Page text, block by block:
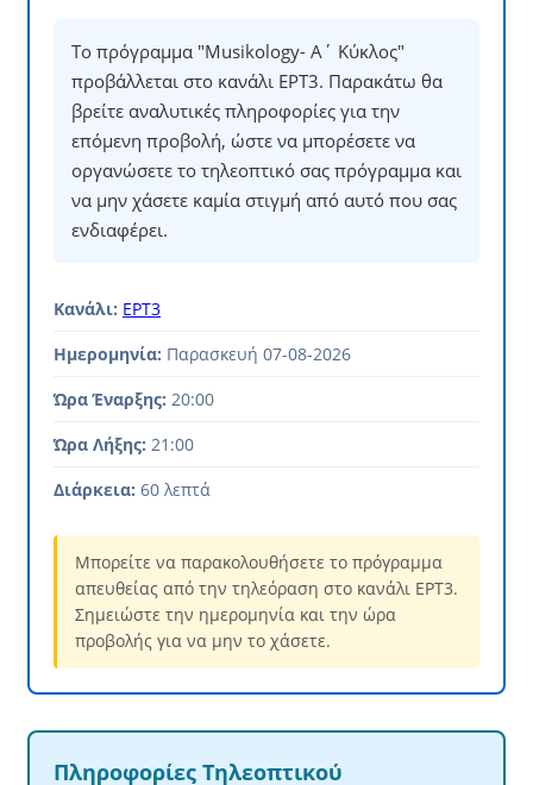
Το πρόγραμμα "Musikology- Α΄ Κύκλος"
προβάλλεται στο κανάλι ΕΡΤ3. Παρακάτω θα
βρείτε αναλυτικές πληροφορίες για την
επόμενη προβολή, ώστε να μπορέσετε να
οργανώσετε το τηλεοπτικό σας πρόγραμμα και
να μην χάσετε καμία στιγμή από αυτό που σας
ενδιαφέρει.
Κανάλι: ΕΡΤ3
Ημερομηνία: Παρασκευή 07-08-2026
Ώρα Έναρξης: 20:00
Ώρα Λήξης: 21:00
Διάρκεια: 60 λεπτά
Μπορείτε να παρακολουθήσετε το πρόγραμμα
απευθείας από την τηλεόραση στο κανάλι ΕΡΤ3.
Σημειώστε την ημερομηνία και την ώρα
προβολής για να μην το χάσετε.
Πληροφορίες Τηλεοπτικού